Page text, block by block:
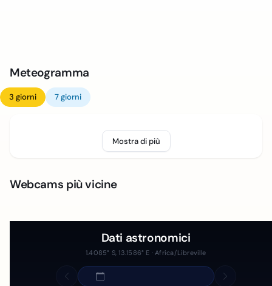
Meteogramma
3 giorni 7 giorni
Mostra di più
Webcams più vicine
Dati astronomici
1.4085° S, 13.1586° E · Africa/Libreville